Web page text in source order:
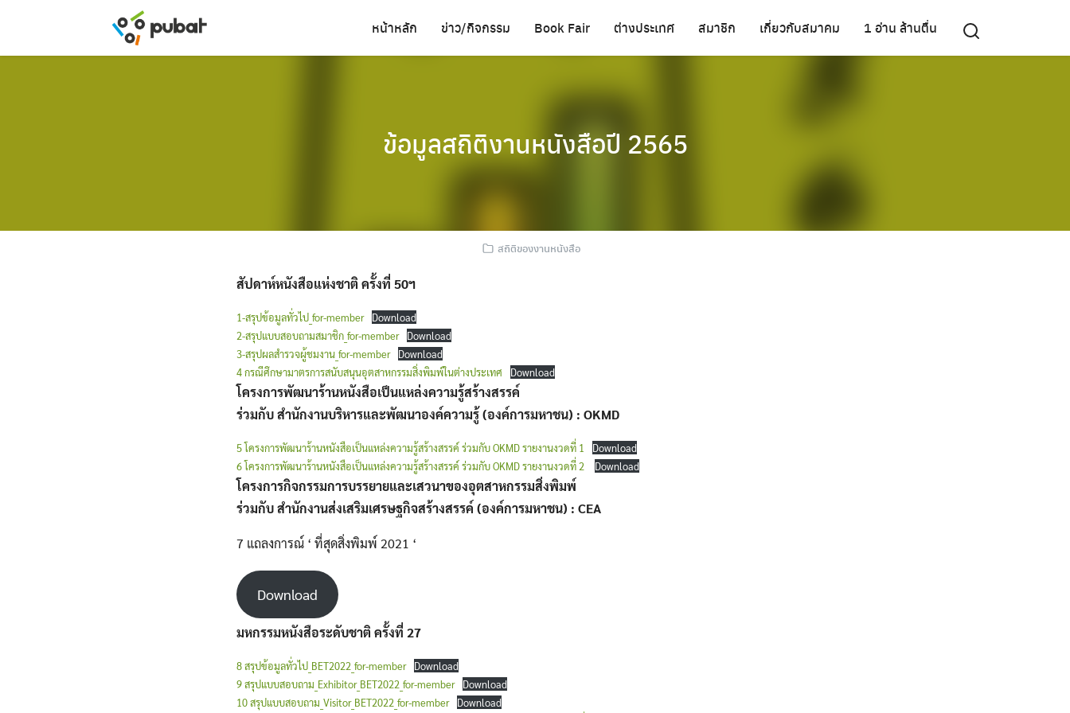
หน้าหลัก ข่าว/กิจกรรม Book Fair ต่างประเทศ สมาชิก เกี่ยวกับสมาคม 1 อ่าน ล้านตื่น
Search
ข้อมูลสถิติงานหนังสือปี 2565
สถิติของงานหนังสือ
สัปดาห์หนังสือแห่งชาติ ครั้งที่ 50ฯ
1-สรุปข้อมูลทั่วไป_for-member
Download
2-สรุปแบบสอบถามสมาชิก_for-member
Download
3-สรุปผลสำรวจผู้ชมงาน_for-member
Download
4 กรณีศึกษามาตรการสนับสนุนอุตสาหกรรมสิ่งพิมพ์ในต่างประเทศ
Download
โครงการพัฒนาร้านหนังสือเป็นแหล่งความรู้สร้างสรรค์
ร่วมกับ สำนักงานบริหารและพัฒนาองค์ความรู้ (องค์การมหาชน) : OKMD
5 โครงการพัฒนาร้านหนังสือเป็นแหล่งความรู้สร้างสรรค์ ร่วมกับ OKMD รายงานงวดที่ 1
Download
6 โครงการพัฒนาร้านหนังสือเป็นแหล่งความรู้สร้างสรรค์ ร่วมกับ OKMD รายงานงวดที่ 2
Download
โครงการกิจกรรมการบรรยายและเสวนาของอุตสาหกรรมสิ่งพิมพ์
ร่วมกับ สำนักงานส่งเสริมเศรษฐกิจสร้างสรรค์ (องค์การมหาชน) : CEA
7 แถลงการณ์ ‘ ที่สุดสิ่งพิมพ์ 2021 ‘
Download
มหกรรมหนังสือระดับชาติ ครั้งที่ 27
8 สรุปข้อมูลทั่วไป_BET2022_for-member
Download
9 สรุปแบบสอบถาม_Exhibitor_BET2022_for-member
Download
10 สรุปแบบสอบถาม_Visitor_BET2022_for-member
Download